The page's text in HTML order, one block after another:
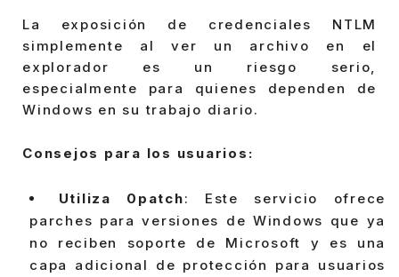
La exposición de credenciales NTLM
simplemente al ver un archivo en el
explorador es un riesgo serio,
especialmente para quienes dependen de
Windows en su trabajo diario.
Consejos para los usuarios:
Utiliza 0patch: Este servicio ofrece
parches para versiones de Windows que ya
no reciben soporte de Microsoft y es una
capa adicional de protección para usuarios